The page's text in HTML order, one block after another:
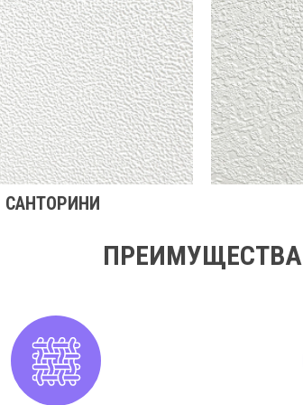
САНТОРИНИ
ПРЕИМУЩЕСТВА